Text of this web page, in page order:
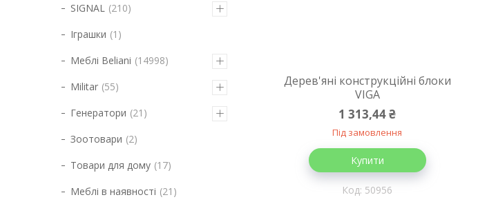
Дерев'яні конструкційні блоки
VIGA
1 313,44 ₴
Під замовлення
Купити
50956
SIGNAL 210
Іграшки 1
Меблі Beliani 14998
Militar 55
Генератори 21
Зоотовари 2
Товари для дому 17
Меблі в наявності 21